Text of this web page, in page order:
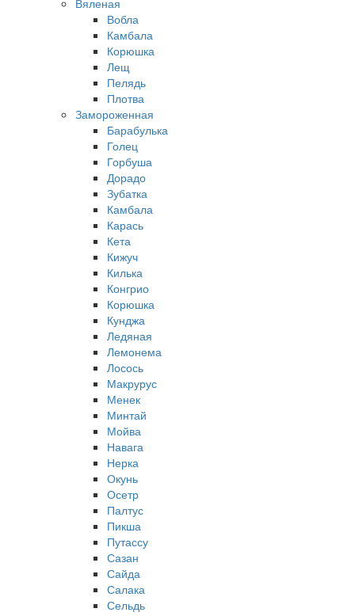
Вяленая
Вобла
Камбала
Корюшка
Лещ
Пелядь
Плотва
Замороженная
Барабулька
Голец
Горбуша
Дорадо
Зубатка
Камбала
Карась
Кета
Кижуч
Килька
Конгрио
Корюшка
Кунджа
Ледяная
Лемонема
Лосось
Макрурус
Менек
Минтай
Мойва
Навага
Нерка
Окунь
Осетр
Палтус
Пикша
Путассу
Сазан
Сайда
Салака
Сельдь